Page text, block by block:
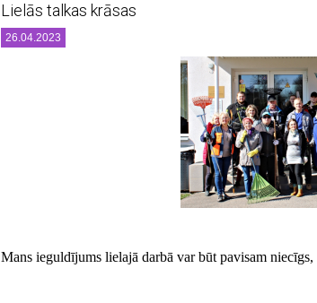
Lielās talkas krāsas
26.04.2023
Mans ieguldījums lielajā darbā var būt pavisam